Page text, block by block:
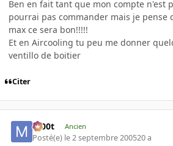
Ben en fait tant que mon compte n'est
pourrai pas commander mais je pense
max ce sera bon!!!!!
Et en Aircooling tu peu me donner
ventillo de boitier
Citer
m00t Ancien
Posté(e) le 2 septembre 200520 a